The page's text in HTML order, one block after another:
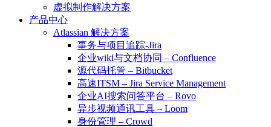
虚拟制作解决方案
产品中心
Atlassian 解决方案
事务与项目追踪-Jira
企业wiki与文档协同 – Confluence
源代码托管 – Bitbucket
高速ITSM – Jira Service Management
企业AI搜索问答平台 – Rovo
异步视频通讯工具 – Loom
身份管理 – Crowd